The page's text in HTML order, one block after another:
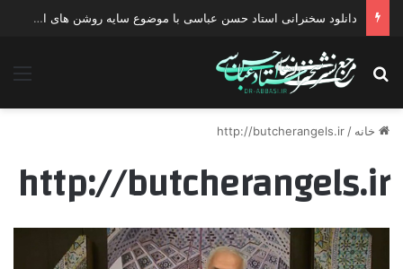
دانلود سخنرانی استاد حسن عباسی با موضوع سایه روشن های انتخاب یک نامزد اصلح
جستجو برای
خانه /
http://butcherangels.ir
http://butcherangels.ir